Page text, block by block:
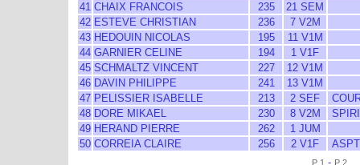
41 CHAIX FRANCOIS 235
21 SEM
42 ESTEVE CHRISTIAN 236
7 V2M
43 HEDOUIN NICOLAS 195
11 V1M
44 GARNIER CELINE 194
1 V1F
45 SCHMALTZ VINCENT 227
12 V1M
46 DAVIN PHILIPPE 241
13 V1M
47 PELISSIER ISABELLE 213 2 SEF
48 DORE MIKAEL 230 8 V2M
49 HERAND PIERRE 262
1 JUM
50 CORREIA CLAIRE 256 2 V1F
P 1 - P 2